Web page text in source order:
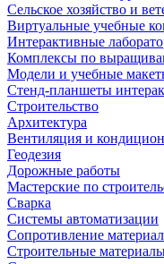
Сельское хозяйство и
Виртуальные учебные
Интерактивные
Комплексы по
Модели и учебные
Стенд-планшеты
Строительство
Архитектура
Вентиляция и
Геодезия
Дорожные работы
Мастерские по
Сварка
Системы автоматизации
Сопротивление
Строительные